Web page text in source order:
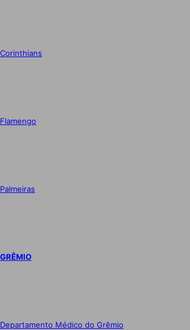
Corinthians
Flamengo
Palmeiras
GRÊMIO
Departamento Médico do Grêmio